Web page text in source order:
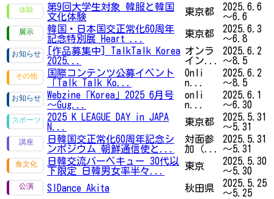
第9回大学生対象 韓服と韓国
文化体験
東京都
2025.6.6
～6.6
韓国・日本国交正常化60周年
記念特別展 Heart ...
東京都
2025.6.3
～6.8
[作品募集中] TalkTalk Korea
2025...
オンラ
イン...
2025.6.2
～8.5
国際コンテンツ公募イベント
「Talk Talk Ko...
Onli
n...
2025.6.2
～8.5
Webzine「Korea」2025 6月号
～Gug...
onli
n...
2025.6.1
～6.30
2025 K LEAGUE DAY in JAPA
N...
東京都
2025.5.31
～5.31
日韓国交正常化60周年記念シ
ンポジウム 朝鮮通信使と...
対面参
加（...
2025.5.31
～5.31
日韓交流バーベキュー 30代以
下限定 日韓男女率半々...
東京
2025.5.30
～5.30
SIDance Akita
秋田県
2025.5.25
～5.25